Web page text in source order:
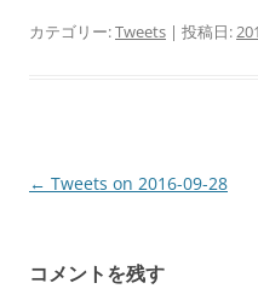
カテゴリー:Tweets | 投稿日:
投
ビ
← Tweets on 2016-09-28
コメントを残す